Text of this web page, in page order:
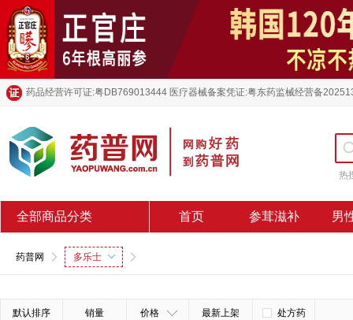
药品经营许可证:粤DB769013444 医疗器械备案凭证:粤东药监械经营备
热
全部商品分类 首页 参茸滋补 男
药普网 多乐士
默认排序 销量 价格 最新上架 处方药